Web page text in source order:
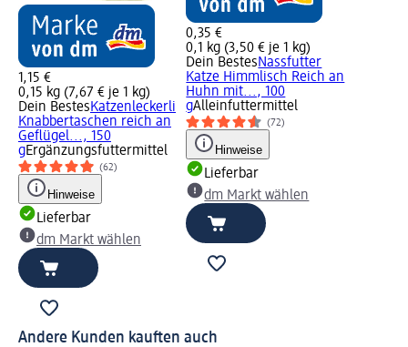
1,15 €
0,15 kg (7,67 € je 1 kg)
Dein BestesKatzenleckerli
Knabbertaschen reich an
Geflügel..., 150
gErgänzungsfuttermittel
(62)
Hinweise
Lieferbar
dm Markt wählen
0,35 €
0,1 kg (3,50 € je 1 kg)
Dein BestesNassfutter
Katze Himmlisch Reich an
Huhn mit..., 100
gAlleinfuttermittel
(72)
Hinweise
Lieferbar
dm Markt wählen
Andere Kunden kauften auch